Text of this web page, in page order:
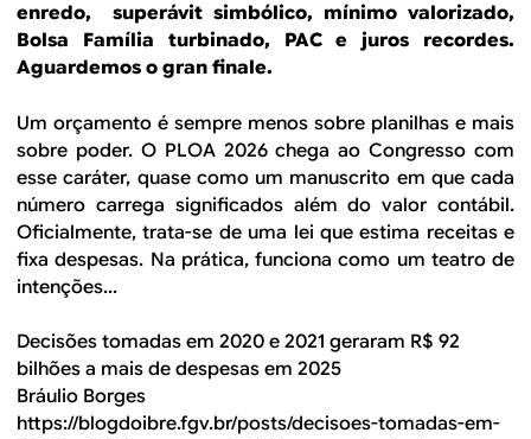
enredo, superávit simbólico, mínimo valorizado,
Bolsa Família turbinado, PAC e juros recordes.
Aguardemos o gran finale.
Um orçamento é sempre menos sobre planilhas e mais
sobre poder. O PLOA 2026 chega ao Congresso com
esse caráter, quase como um manuscrito em que cada
número carrega significados além do valor contábil.
Oficialmente, trata-se de uma lei que estima receitas e
fixa despesas. Na prática, funciona como um teatro de
intenções...
Decisões tomadas em 2020 e 2021 geraram R$ 92
bilhões a mais de despesas em 2025
Bráulio Borges
https://blogdoibre.fgv.br/posts/decisoes-tomadas-em-